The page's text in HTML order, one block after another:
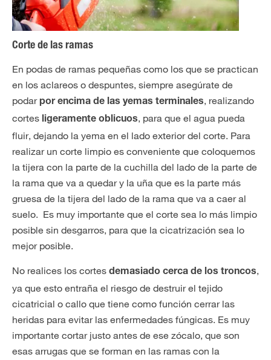
Corte de las ramas
En podas de ramas pequeñas como los que se practican
en los aclareos o despuntes, siempre asegúrate de
podar por encima de las yemas terminales, realizando
cortes ligeramente oblicuos, para que el agua pueda
fluir, dejando la yema en el lado exterior del corte. Para
realizar un corte limpio es conveniente que coloquemos
la tijera con la parte de la cuchilla del lado de la parte de
la rama que va a quedar y la uña que es la parte más
gruesa de la tijera del lado de la rama que va a caer al
suelo. Es muy importante que el corte sea lo más limpio
posible sin desgarros, para que la cicatrización sea lo
mejor posible.
No realices los cortes demasiado cerca de los troncos,
ya que esto entraña el riesgo de destruir el tejido
cicatricial o callo que tiene como función cerrar las
heridas para evitar las enfermedades fúngicas. Es muy
importante cortar justo antes de ese zócalo, que son
esas arrugas que se forman en las ramas con la